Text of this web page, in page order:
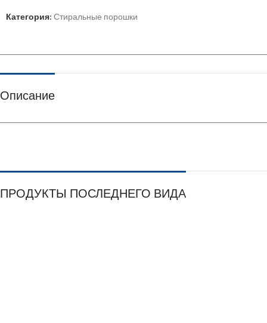
Категория:Стиральные порошки
Описание
ПРОДУКТЫ ПОСЛЕДНЕГО ВИДА